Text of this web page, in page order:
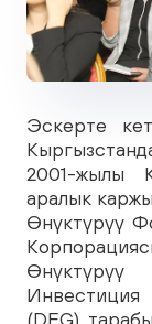
Эскерте
2001-жылы
аралык
Өнүктүрүү
(DEG)